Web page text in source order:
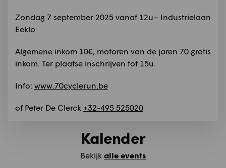
Zondag 7 september 2025 vanaf 12u– Industrielaan
Eeklo
Algemene inkom 10€, motoren van de jaren 70 gratis
inkom. Ter plaatse inschrijven tot 15u.
Info: www.70cyclerun.be
of Peter De Clerck +32-495 525020
Kalender
Bekijk alle events